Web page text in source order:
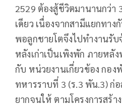
2529 ต้องสู้ชีวิตมานานกว่า
เดียว เนื่องจากสามีแยกทา
พอลูกชายโตจึงไปทำงานรั
หลังเก่าเป็นเพิงพัก ภายหลั
กับ หน่วยงานเกี่ยวข้อง กอ
ทหารราบที่ 3 (ร.3 พัน.3) ก่
ยากจนให้ ตามโครงการสร้